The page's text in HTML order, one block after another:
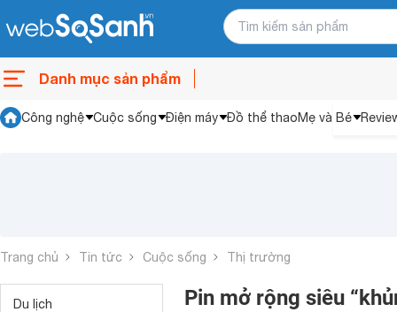
Danh mục sản phẩm
Công nghệ Cuộc sống Điện máy Đồ thể thaoMẹ và Bé
Trang chủ Tin tức Cuộc sống Thị trường
Du lịch
Pin mở rộng siêu